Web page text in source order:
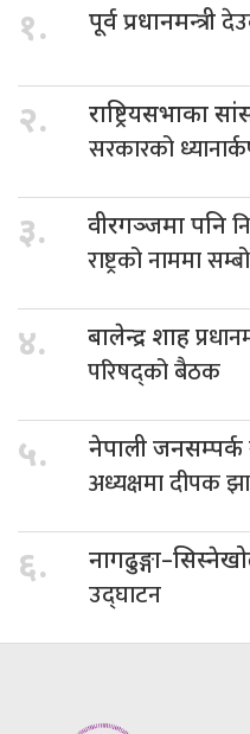
१. पूर्व प्रधानमन्त्री
२. राष्ट्रियसभाका
सरकारको
३. वीरगञ्जमा पनि
राष्ट्रको नाममा
४. बालेन्द्र शाह
परिषद्को बैठक
५. नेपाली जनसम्पर्क
अध्यक्षमा दीपक झा
६.
उद्घाटन